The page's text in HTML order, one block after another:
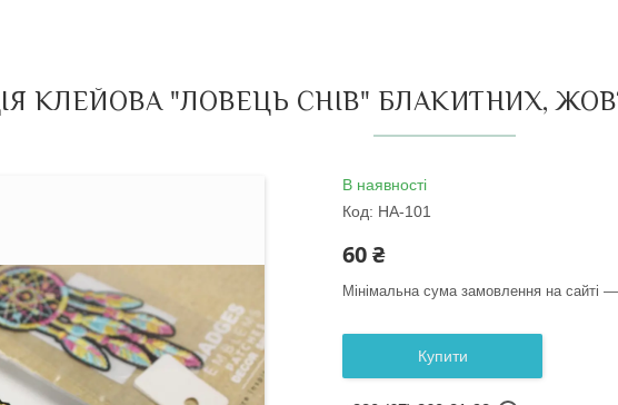
КЛЕЙОВА "ЛОВЕЦЬ СНІВ" БЛАКИТНИХ,
В наявності
Код: НА-101
60 ₴
Мінімальна сума замовлення на сайті
Купити